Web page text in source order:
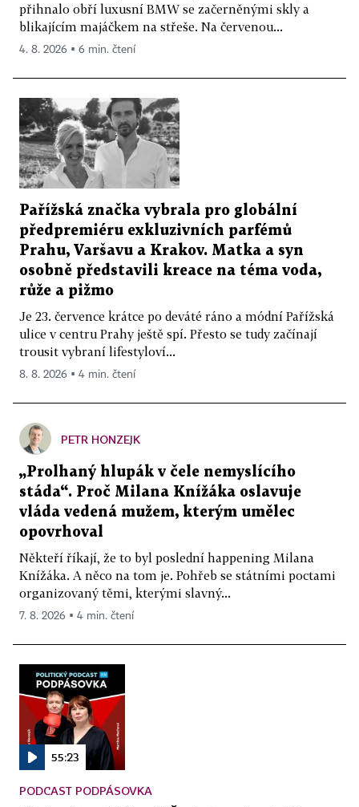
přihnalo obří luxusní BMW se začerněnými skly a
blikajícím majáčkem na střeše. Na červenou...
4. 8. 2026 ▪ 6 min. čtení
Pařížská značka vybrala pro globální
předpremiéru exkluzivních parfémů
Prahu, Varšavu a Krakov. Matka a syn
osobně představili kreace na téma voda,
růže a pižmo
Je 23. července krátce po deváté ráno a módní Pařížská
ulice v centru Prahy ještě spí. Přesto se tudy začínají
trousit vybraní lifestyloví...
8. 8. 2026 ▪ 4 min. čtení
PETR HONZEJK
„Prolhaný hlupák v čele nemyslícího
stáda“. Proč Milana Knížáka oslavuje
vláda vedená mužem, kterým umělec
opovrhoval
Někteří říkají, že to byl poslední happening Milana
Knížáka. A něco na tom je. Pohřeb se státními poctami
organizovaný těmi, kterými slavný...
7. 8. 2026 ▪ 4 min. čtení
55:23
PODCAST PODPÁSOVKA